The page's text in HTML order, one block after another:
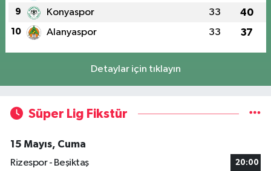
9 Konyaspor 33 40
10 Alanyaspor 33 37
Detaylar için tıklayın
Süper Lig Fikstür
15 Mayıs, Cuma
Rizespor - Beşiktaş
20:00